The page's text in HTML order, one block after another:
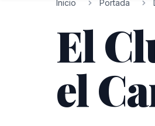
Inicio Portada
El
el